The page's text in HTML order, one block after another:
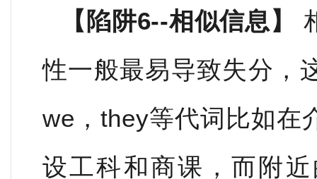
【陷阱6--相似信息】
性一般最易导致失分，
we，they等代词比如在
设工科和商课，而附